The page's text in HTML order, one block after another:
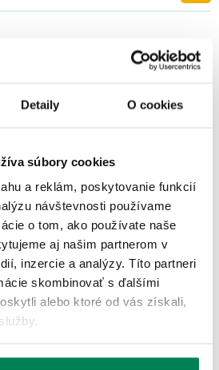
Detaily O cookies
súbory cookies
a reklám, poskytovanie funkcií
návštevnosti používame
o tom, ako používate naše
aj našim partnerom v
inzercie a analýzy. Títo partneri
skombinovať s ďalšími
alebo ktoré od vás získali,
+
už 11.08.
- +
- +